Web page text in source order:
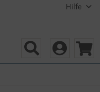
Hilfe